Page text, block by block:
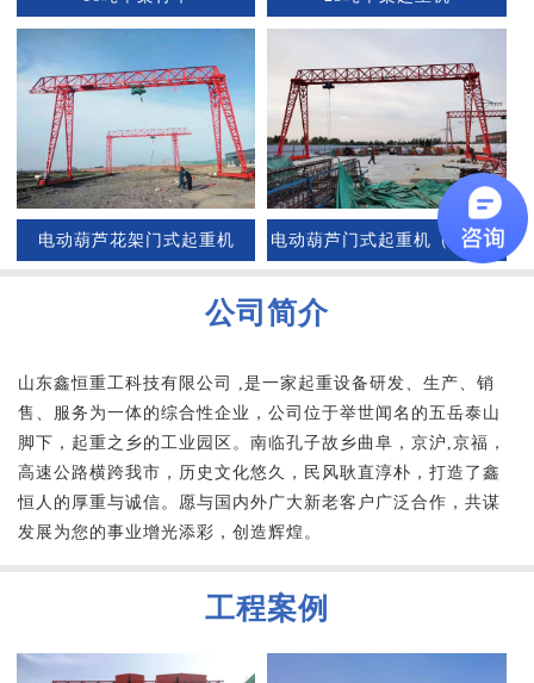
电动葫芦花架门式起重机 电动葫芦门式起重机（花架）
公司简介
山东鑫恒重工科技有限公司 ,是一家起重设备研发、生产、销
售、服务为一体的综合性企业，公司位于举世闻名的五岳泰山
脚下，起重之乡的工业园区。南临孔子故乡曲阜，京沪,京福，
高速公路横跨我市，历史文化悠久，民风耿直淳朴，打造了鑫
恒人的厚重与诚信。愿与国内外广大新老客户广泛合作，共谋
发展为您的事业增光添彩，创造辉煌。
工程案例